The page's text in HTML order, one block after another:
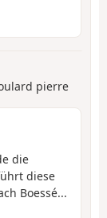
pierre
die
diese
Boessé...